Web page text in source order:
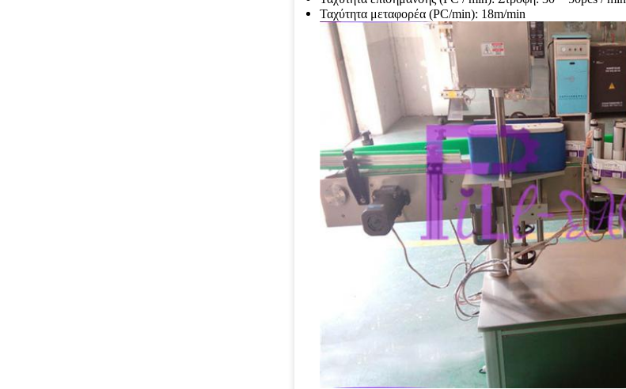
Ταχύτητα μεταφορέα (PC/min): 18m/min